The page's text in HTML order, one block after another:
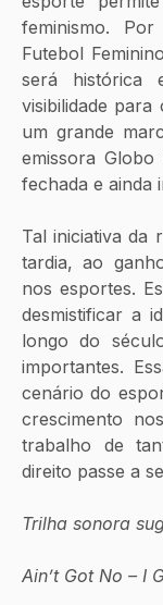
feminismo.
Futebol
será histórica
visibilidade
um grande
emissora
fechada e ainda
Tal iniciativa da
tardia, ao
nos esportes.
desmistificar a
longo do
importantes.
cenário do
crescimento
trabalho de
direito passe a
Trilha sonora
Ain’t Got No – I